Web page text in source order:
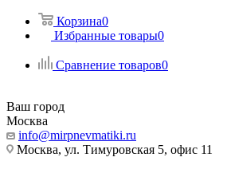
Корзина0
Избранные товары0
Сравнение товаров0
Ваш город
Москва
info@mirpnevmatiki.ru
Москва, ул. Тимуровская 5, офис 11